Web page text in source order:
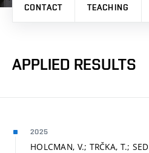
CONTACT TEACHING
APPLIED RESULTS
2025
HOLCMAN, V.; TRČKA, T.;